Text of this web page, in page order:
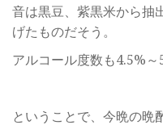
音は黒豆、紫黒米から抽
げたものだそう。
アルコール度数も4.5%～
ということで、今晩の晩